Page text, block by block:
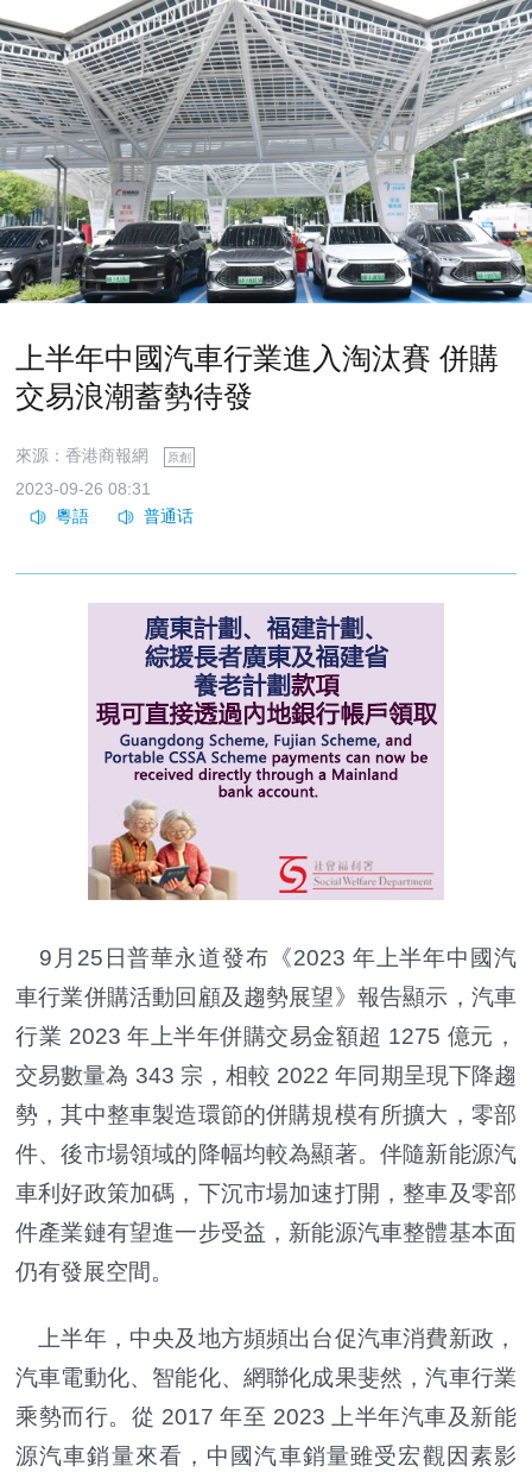
上半年中國汽車行業進入淘汰賽 併購
交易浪潮蓄勢待發
來源：香港商報網 原創
2023-09-26 08:31
9月25日普華永道發布《2023 年上半年中國汽
車行業併購活動回顧及趨勢展望》報告顯示，汽車
行業 2023 年上半年併購交易金額超 1275 億元，
交易數量為 343 宗，相較 2022 年同期呈現下降趨
勢，其中整車製造環節的併購規模有所擴大，零部
件、後市場領域的降幅均較為顯著。伴隨新能源汽
車利好政策加碼，下沉市場加速打開，整車及零部
件產業鏈有望進一步受益，新能源汽車整體基本面
仍有發展空間。
上半年，中央及地方頻頻出台促汽車消費新政，
汽車電動化、智能化、網聯化成果斐然，汽車行業
乘勢而行。從 2017 年至 2023 上半年汽車及新能
源汽車銷量來看，中國汽車銷量雖受宏觀因素影